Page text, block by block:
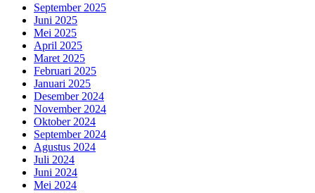
September 2025
Juni 2025
Mei 2025
April 2025
Maret 2025
Februari 2025
Januari 2025
Desember 2024
November 2024
Oktober 2024
September 2024
Agustus 2024
Juli 2024
Juni 2024
Mei 2024